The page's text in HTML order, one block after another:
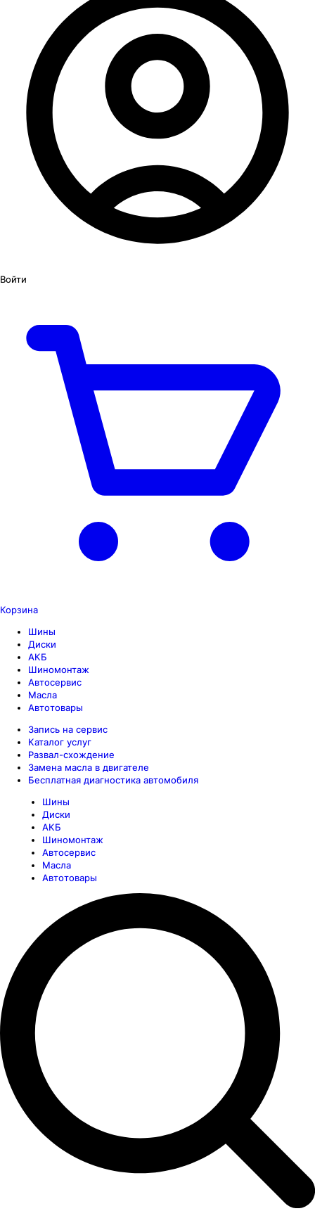
Войти
Корзина
Шины
Диски
АКБ
Шиномонтаж
Автосервис
Масла
Автотовары
Запись на сервис
Каталог услуг
Развал-схождение
Замена масла в двигателе
Бесплатная диагностика автомобиля
Шины
Диски
АКБ
Шиномонтаж
Автосервис
Масла
Автотовары